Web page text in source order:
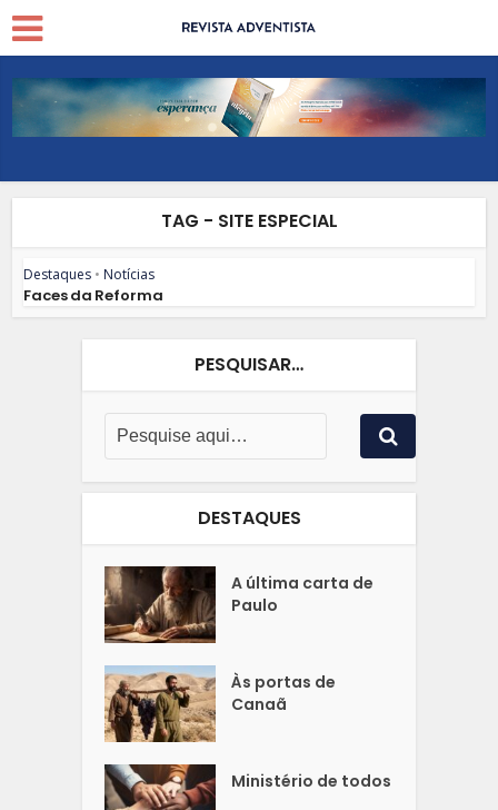
TAG - SITE ESPECIAL
Destaques • Notícias
Faces da Reforma
PESQUISAR…
DESTAQUES
A última carta de
Paulo
Às portas de
Canaã
Ministério de todos